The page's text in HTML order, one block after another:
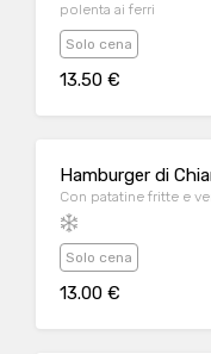
polenta ai ferri
Solo cena
13.50 €
Hamburger di
Con patatine fritte e
Solo cena
13.00 €